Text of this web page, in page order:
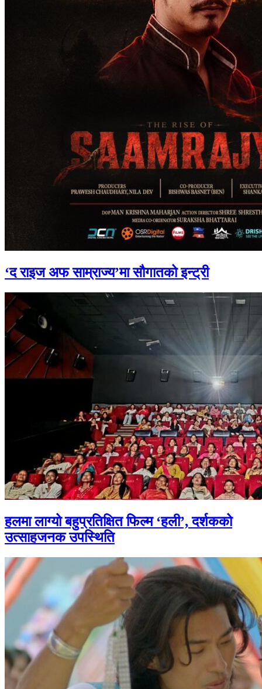
‘द राइज अफ साम्राज्य’मा सौगातको इन्ट्री
हलमा लाग्यो बहुप्रतिक्षित फिल्म ‘हली’, दर्शकको
उत्साहजनक उपस्थिति